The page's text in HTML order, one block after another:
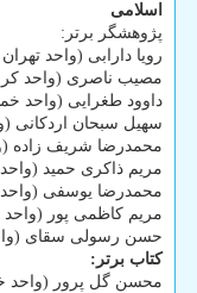
اسلامی
پژوهشگر برتر:
رویا دارابی (واحد
مصیب ناصری (واحد
داوود طغرایی (واحد
سهیل سبحان اردکانی
محمدرضا شریف زاده
مریم ذاکری حمید (واحد
محمدرضا یوسفی (واحد
مریم کاظمی پور
حسن رسولی سقای
کتاب برتر:
محسن گل پرور (واحد